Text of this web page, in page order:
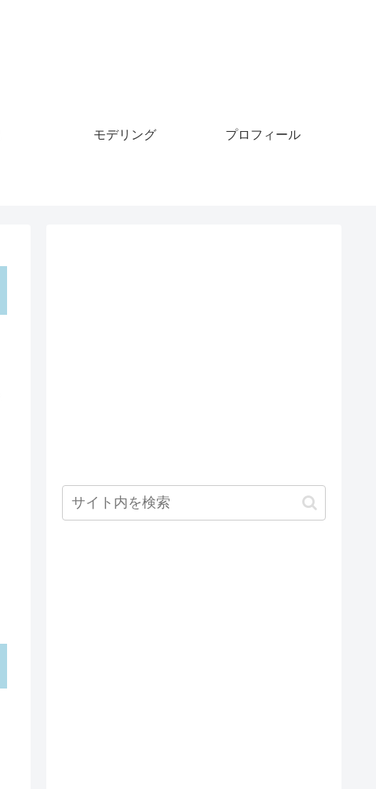
モデリング プロフィール